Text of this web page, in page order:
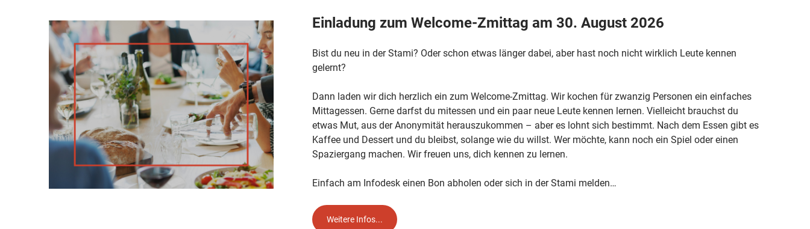
Einladung zum Welcome-Zmittag am 30. August 2026
Bist du neu in der Stami? Oder schon etwas länger dabei, aber hast noch nicht wirklich Leute kennen
gelernt?
Dann laden wir dich herzlich ein zum Welcome-Zmittag. Wir kochen für zwanzig Personen ein einfaches
Mittagessen. Gerne darfst du mitessen und ein paar neue Leute kennen lernen. Vielleicht brauchst du
etwas Mut, aus der Anonymität herauszukommen – aber es lohnt sich bestimmt. Nach dem Essen gibt es
Kaffee und Dessert und du bleibst, solange wie du willst. Wer möchte, kann noch ein Spiel oder einen
Spaziergang machen. Wir freuen uns, dich kennen zu lernen.
Einfach am Infodesk einen Bon abholen oder sich in der Stami melden…
Weitere Infos...